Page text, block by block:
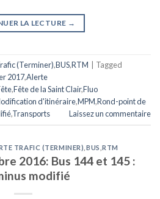
LA LECTURE →
(Terminer),BUS,RTM
Tagged
2017,Alerte
,Fête de la Saint Clair,Fluo
d'itinéraire,MPM,Rond-point de
,Transports Laissez un commentaire
TRAFIC (TERMINER) BUS ,RTM
2016: Bus 144 et 145 :
modifié